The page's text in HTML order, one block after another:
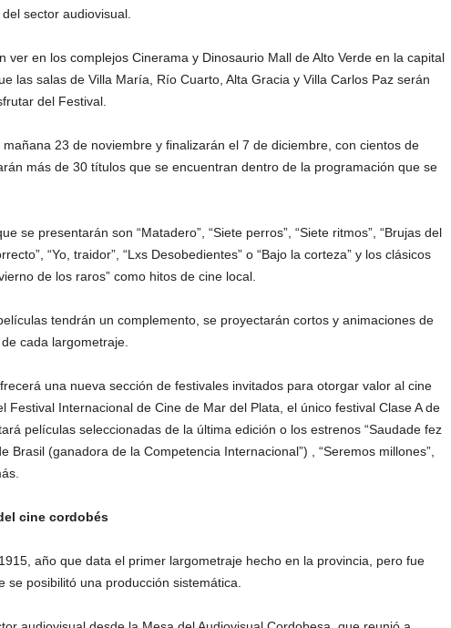
sector audiovisual.
ver en los complejos Cinerama y Dinosaurio Mall de Alto Verde en la capital
las salas de Villa María, Río Cuarto, Alta Gracia y Villa Carlos Paz serán
del Festival.
23 de noviembre y finalizarán el 7 de diciembre, con cientos de
más de 30 títulos que se encuentran dentro de la programación que se
se presentarán son “Matadero”, “Siete perros”, “Siete ritmos”, “Brujas del
“Yo, traidor”, “Lxs Desobedientes” o “Bajo la corteza” y los clásicos
de los raros” como hitos de cine local.
tendrán un complemento, se proyectarán cortos y animaciones de
cada largometraje.
una nueva sección de festivales invitados para otorgar valor al cine
Festival Internacional de Cine de Mar del Plata, el único festival Clase A de
películas seleccionadas de la última edición o los estrenos “Saudade fez
Brasil (ganadora de la Competencia Internacional”) , “Seremos millones”,
cine cordobés
año que data el primer largometraje hecho en la provincia, pero fue
se posibilitó una producción sistemática.